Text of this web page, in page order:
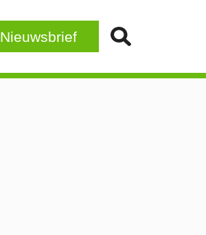
Nieuwsbrief